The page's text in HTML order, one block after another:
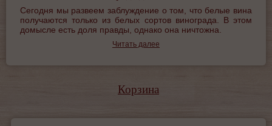
Сегодня мы развеем заблуждение о том, что белые вина
получаются только из белых сортов винограда. В этом
домысле есть доля правды, однако она ничтожна.
Читать далее
Корзина